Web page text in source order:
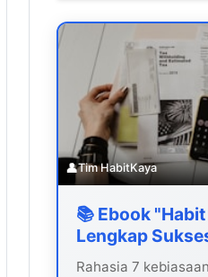
👤Tim HabitKaya
📚 Ebook
Lengkap
Rahasia 7